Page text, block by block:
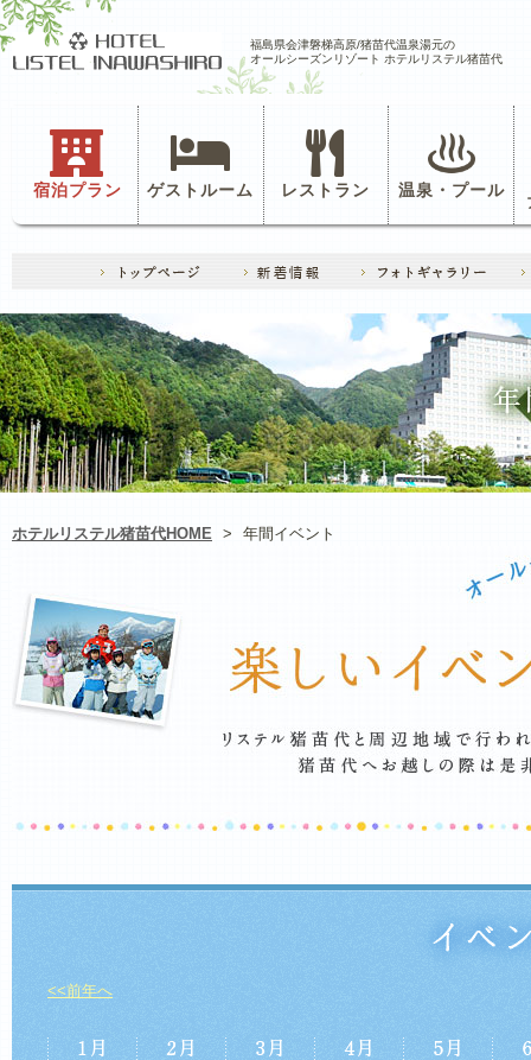
福島県会津磐梯高原/猪苗代温泉湯元の
オールシーズンリゾート ホテルリステル猪苗代
宿泊プラン ゲストルーム レストラン 温泉・プール
ホテルリステル猪苗代HOME > 年間イベント
<<前年へ